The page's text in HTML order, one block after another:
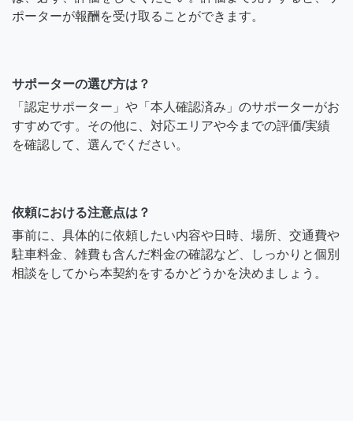
ポーターが報酬を受け取ることができます。
サポーターの選び方は？
「認定サポーター」や「本人確認済み」のサポーターがお
すすめです。その他に、対応エリアや今までの評価/実績
を確認して、選んでください。
依頼における注意点は？
事前に、具体的に依頼したい内容や日時、場所、交通費や
駐車料金、雑費も含んだ料金の確認など、しっかりと個別
相談をしてから本契約をするかどうかを決めましょう。